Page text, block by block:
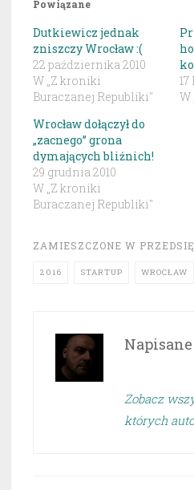
Powiązane
Dutkiewicz jednak
zniszczy Wrocław :(
22 października 2010
W „Z kroniki
Buraczanej Republiki"
W
Wrocław dołączył do
„zacnego” grona
dymających bliźnich!
29 grudnia 2010
W „Z kroniki
Buraczanej Republiki"
ZAMIESZCZONE W
2016 STARTUP WROCŁAW
Zobacz
których